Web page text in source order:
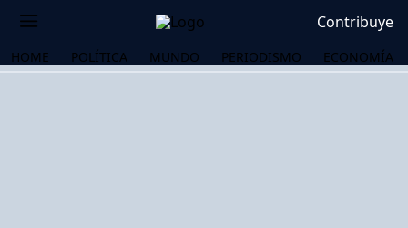
Contribuye
HOME POLÍTICA MUNDO PERIODISMO ECONOMÍA